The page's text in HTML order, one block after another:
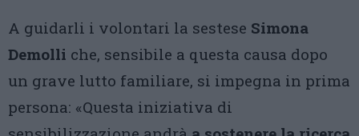
A guidarli i volontari la sestese Simona
Demolli che, sensibile a questa causa dopo
un grave lutto familiare, si impegna in prima
persona: «Questa iniziativa di